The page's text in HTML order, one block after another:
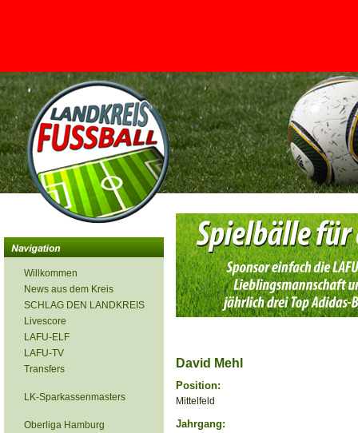
<
Willkommen
News aus dem Kreis
SCHLAG DEN LANDKREIS
Livescore
LAFU-ELF
LAFU-TV
Transfers
LK-Sparkassenmasters
Oberliga Hamburg
David Mehl
Position:
Mittelfeld
Jahrgang: